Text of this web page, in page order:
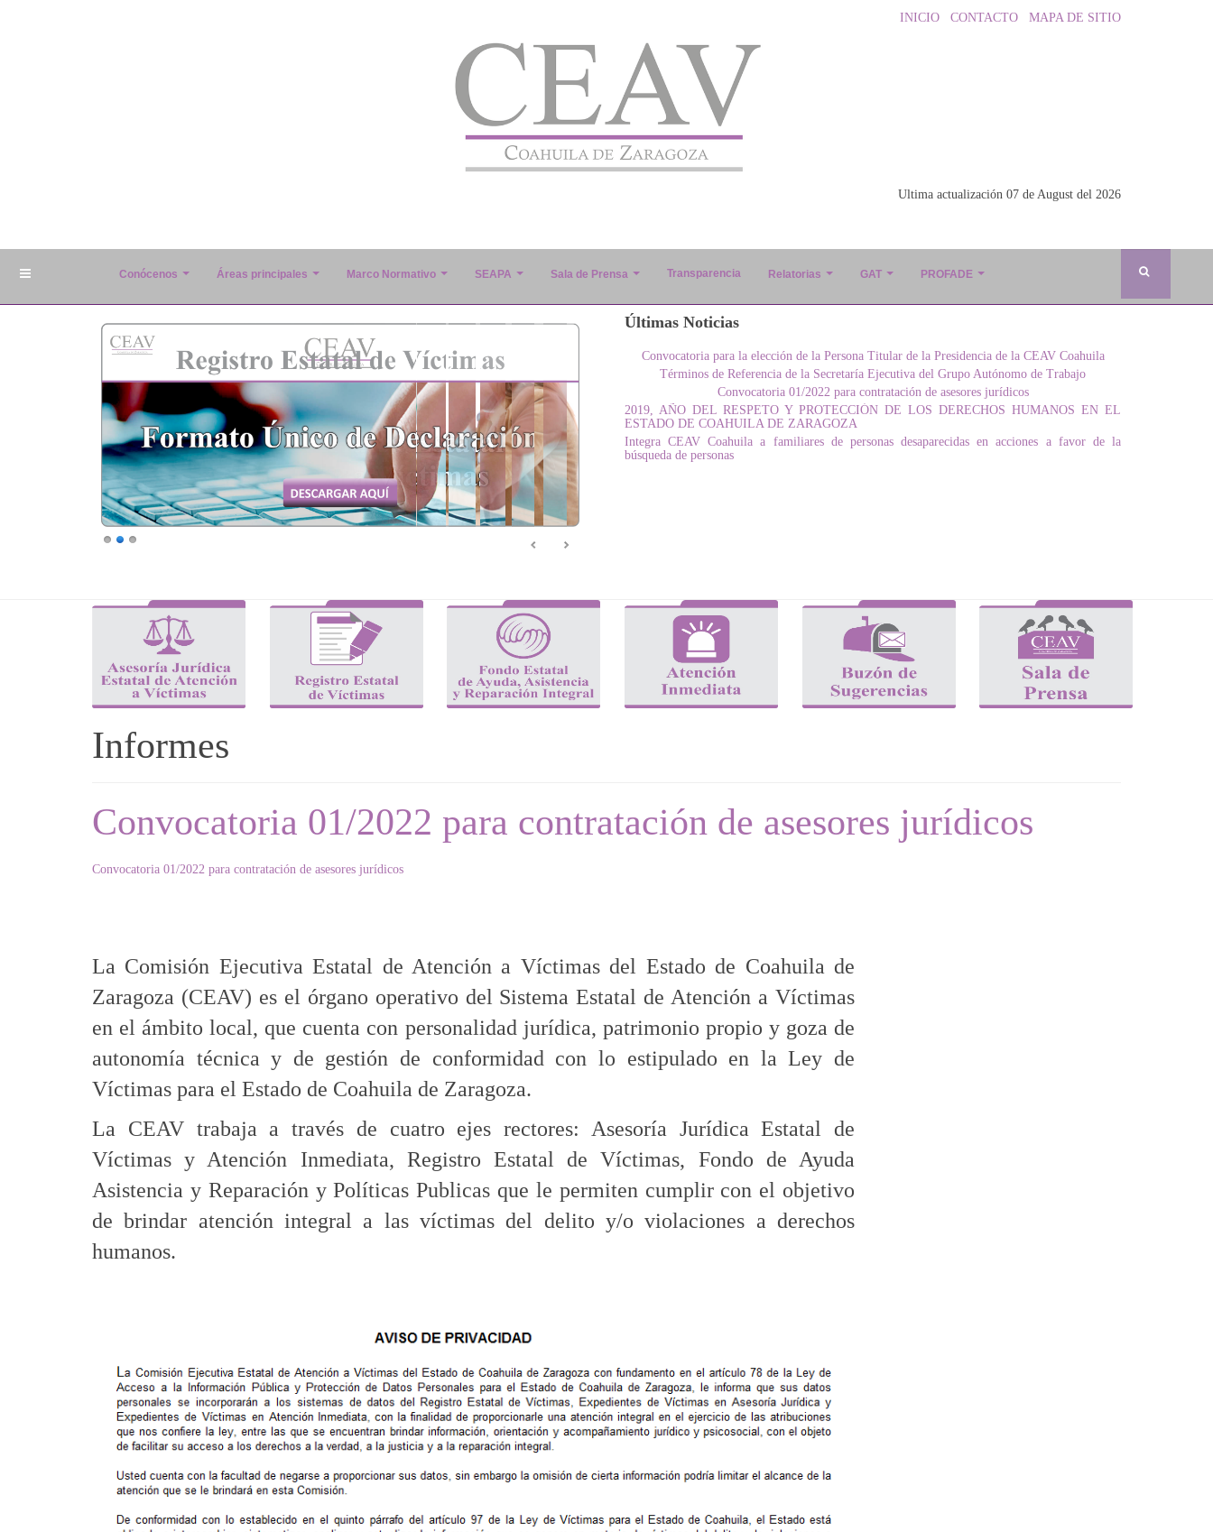
INICIO CONTACTO MAPA DE SITIO
Ultima actualización 07 de August del 2026
Conócenos Áreas principales Marco Normativo SEAPA Sala de Prensa Transparencia Relatorias GAT PROFADE
Últimas Noticias
Convocatoria para la elección de la Persona Titular de la Presidencia de la CEAV Coahuila
Términos de Referencia de la Secretaría Ejecutiva del Grupo Autónomo de Trabajo
Convocatoria 01/2022 para contratación de asesores jurídicos
2019, AÑO DEL RESPETO Y PROTECCIÓN DE LOS DERECHOS HUMANOS EN EL
ESTADO DE COAHUILA DE ZARAGOZA
Integra CEAV Coahuila a familiares de personas desaparecidas en acciones a favor de la
búsqueda de personas
Informes
Convocatoria 01/2022 para contratación de asesores jurídicos
Convocatoria 01/2022 para contratación de asesores jurídicos
La Comisión Ejecutiva Estatal de Atención a Víctimas del Estado de Coahuila de
Zaragoza (CEAV) es el órgano operativo del Sistema Estatal de Atención a Víctimas
en el ámbito local, que cuenta con personalidad jurídica, patrimonio propio y goza de
autonomía técnica y de gestión de conformidad con lo estipulado en la Ley de
Víctimas para el Estado de Coahuila de Zaragoza.
La CEAV trabaja a través de cuatro ejes rectores: Asesoría Jurídica Estatal de
Víctimas y Atención Inmediata, Registro Estatal de Víctimas, Fondo de Ayuda
Asistencia y Reparación y Políticas Publicas que le permiten cumplir con el objetivo
de brindar atención integral a las víctimas del delito y/o violaciones a derechos
humanos.